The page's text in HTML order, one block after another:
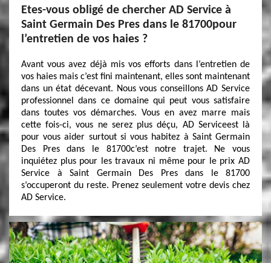
Etes-vous obligé de chercher AD Service à
Saint Germain Des Pres dans le 81700pour
l’entretien de vos haies ?
Avant vous avez déjà mis vos efforts dans l’entretien de
vos haies mais c’est fini maintenant, elles sont maintenant
dans un état décevant. Nous vous conseillons AD Service
professionnel dans ce domaine qui peut vous satisfaire
dans toutes vos démarches. Vous en avez marre mais
cette fois-ci, vous ne serez plus déçu, AD Serviceest là
pour vous aider surtout si vous habitez à Saint Germain
Des Pres dans le 81700c’est notre trajet. Ne vous
inquiétez plus pour les travaux ni même pour le prix AD
Service à Saint Germain Des Pres dans le 81700
s’occuperont du reste. Prenez seulement votre devis chez
AD Service.